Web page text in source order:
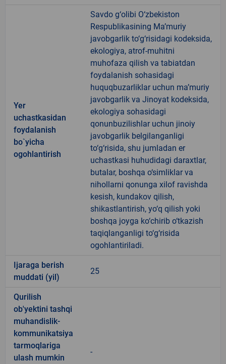
Yer
uchastkasidan
foydalanish
bo`yicha
ogohlantirish
Savdo g‘olibi O‘zbekiston
Respublikasining Ma’muriy
javobgarlik to‘g‘risidagi kodeksida,
ekologiya, atrof-muhitni
muhofaza qilish va tabiatdan
foydalanish sohasidagi
huquqbuzarliklar uchun ma’muriy
javobgarlik va Jinoyat kodeksida,
ekologiya sohasidagi
qonunbuzilishlar uchun jinoiy
javobgarlik belgilanganligi
to‘g‘risida, shu jumladan er
uchastkasi huhudidagi daraxtlar,
butalar, boshqa o‘simliklar va
nihollarni qonunga xilof ravishda
kesish, kundakov qilish,
shikastlantirish, yo‘q qilish yoki
boshqa joyga ko‘chirib o‘tkazish
taqiqlanganligi to‘g‘risida
ogohlantiriladi.
Ijaraga berish
muddati (yil)
25
Qurilish
ob'yektini tashqi
muhandislik-
kommunikatsiya
tarmoqlariga
ulash mumkin
-